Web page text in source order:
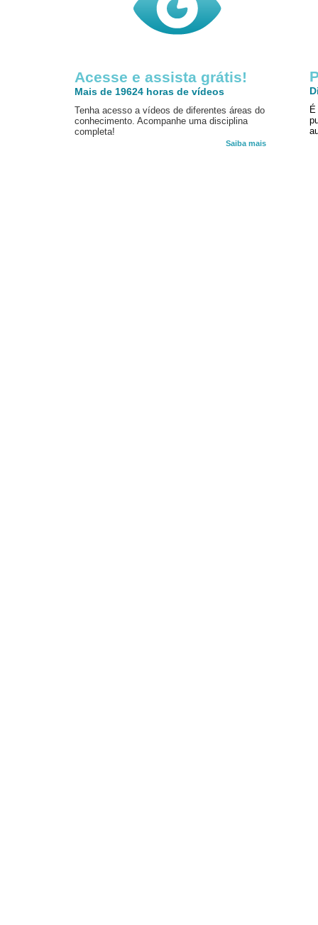
Acesse e assista grátis!
Mais de 19624 horas de vídeos
Tenha acesso a vídeos de diferentes áreas do
conhecimento. Acompanhe uma disciplina
completa!
Saiba mais